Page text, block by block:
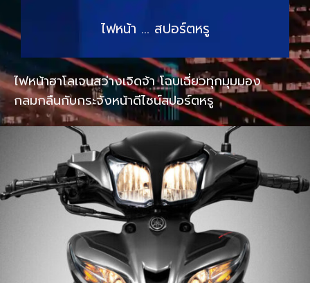
ไฟหน้า … สปอร์ตหรู
ไฟหน้าฮาโลเจนสว่างเจิดจ้า โฉบเฉี่ยวทุกมุมมอง
กลมกลืนกับกระจังหน้าดีไซน์สปอร์ตหรู